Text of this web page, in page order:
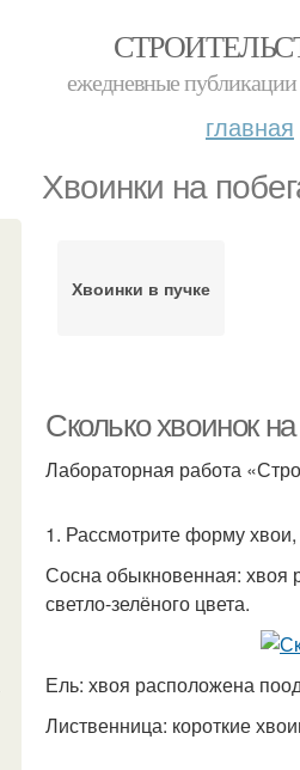
ежедневные публикации
главная
Хвоинки на
Хвоинки в пучке
Сколько хвоинок
Лабораторная работа
1. Рассмотрите форму
Сосна обыкновенная: хвоя
светло-зелёного цвета.
Ель: хвоя расположена
Лиственница: короткие